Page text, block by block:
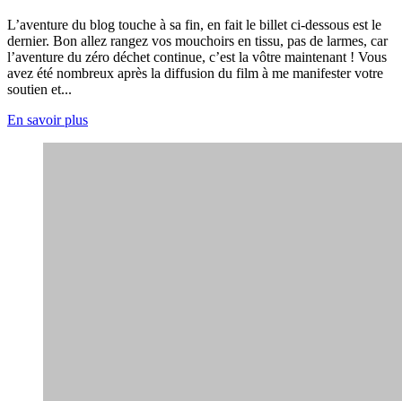
L’aventure du blog touche à sa fin, en fait le billet ci-dessous est le
dernier. Bon allez rangez vos mouchoirs en tissu, pas de larmes, car
l’aventure du zéro déchet continue, c’est la vôtre maintenant ! Vous
avez été nombreux après la diffusion du film à me manifester votre
soutien et...
En savoir plus